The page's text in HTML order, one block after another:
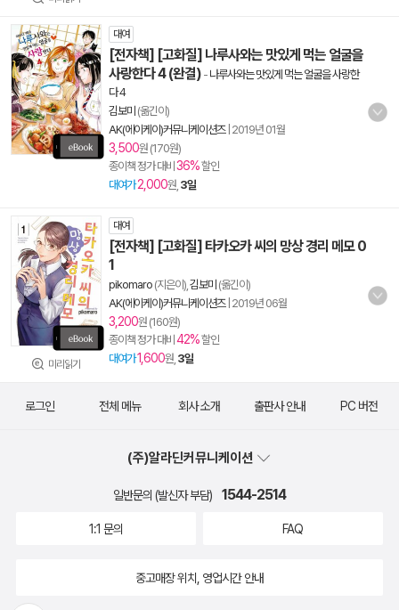
대여
[전자책] [고화질] 나루사와는 맛있게 먹는 얼굴을
사랑한다 4 (완결) - 나루사와는 맛있게 먹는 얼굴을 사랑한
다 4
김보미 (옮긴이)
AK(에이케이)커뮤니케이션즈| 2019년 01월
3,500원 (170원)
종이책 정가 대비 36%할인
대여가 2,000원, 3일
미리읽기
대여
[전자책] [고화질] 타카오카 씨의 망상 경리 메모 0
1
pikomaro (지은이), 김보미 (옮긴이)
AK(에이케이)커뮤니케이션즈| 2019년 06월
3,200원 (160원)
종이책 정가 대비 42%할인
대여가1,600원, 3일
로그인 전체 메뉴 회사 소개 출판사 안내 PC 버전
(주)알라딘커뮤니케이션
일반문의 (발신자 부담) 1544-2514
1:1 문의 FAQ
중고매장 위치, 영업시간 안내